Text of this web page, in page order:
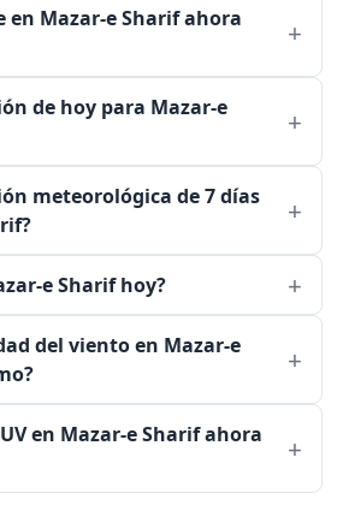
en Mazar-e Sharif ahora
de hoy para Mazar-e
meteorológica de 7 días
e Sharif hoy?
del viento en Mazar-e
en Mazar-e Sharif ahora